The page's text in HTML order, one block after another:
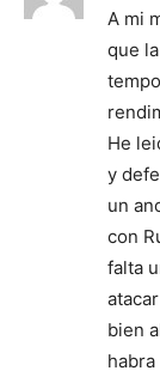
A mi
que
He
y
un
con
falta
bien